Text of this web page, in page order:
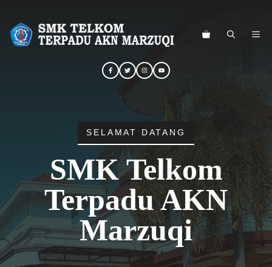
SELAMAT DATANG
SMK Telkom
Terpadu AKN
Marzuqi